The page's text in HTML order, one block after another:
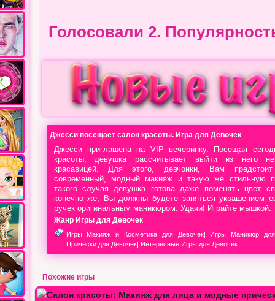
Голосовали 2.
Джесси посещает салон красоты. Игра для Девочек
Джесси приглашена на VIP вечеринку. Посещая
красоты, девушка рассчитывает выйти из него
красавицей. Для этого, девчонки, Вам
современный, модный макияж и такую же стильную
такого случая девушка готова даже поменять цвет
конечно же, Вы должны будете заняться украшением
ручек оригинальным маникюром. Удачи! Играйте мышкой.
Жанр Игры для Девочек
Игры Макияж и Косметика для Девочек| Игры Маникюр
Прически для Девочек| Интересные Игры для Девочек
Похожие игры
Джесси в СПА салоне Джесси: